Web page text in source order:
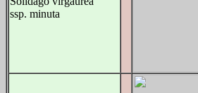
ssp. minuta